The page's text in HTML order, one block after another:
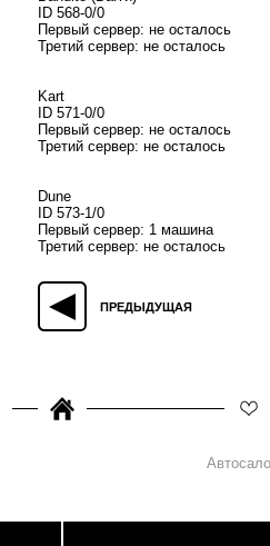
ID 568-0/0
Первый сервер: не осталось
Третий сервер: не осталось
Kart
ID 571-0/0
Первый сервер: не осталось
Третий сервер: не осталось
Dune
ID 573-1/0
Первый сервер: 1 машина
Третий сервер: не осталось
ПРЕДЫДУЩАЯ